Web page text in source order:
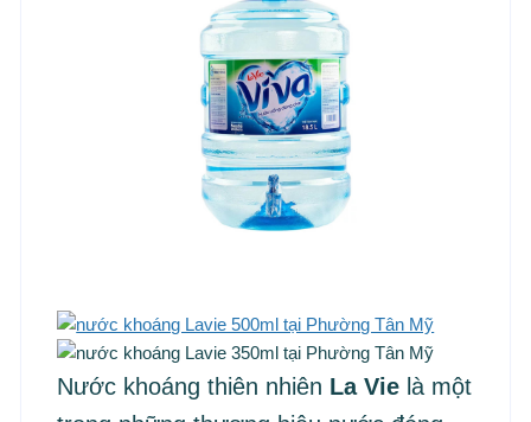
Nước khoáng thiên nhiên La Vie là một